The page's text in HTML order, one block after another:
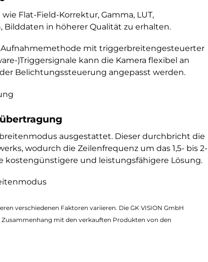
Flat-Field-Korrektur, Gamma, LUT,
Bilddaten in höherer Qualität zu erhalten.
mit triggerbreitengesteuerter
)Triggersignale kann die Kamera flexibel an
Belichtungssteuerung angepasst werden.
ausgestattet. Dieser durchbricht die
wodurch die Zeilenfrequenz um das 1,5- bis 2-
kostengünstigere und leistungsfähigere Lösung.
verschiedenen Faktoren variieren. Die GK VISION GmbH
mit den verkauften Produkten von den